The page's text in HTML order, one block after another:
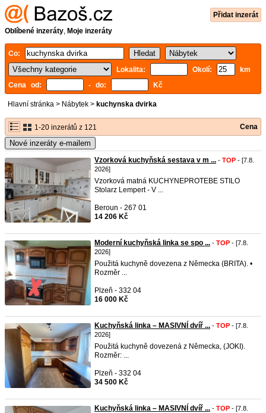
Přidat inzerát
Oblíbené inzeráty, Moje inzeráty
Co:
Lokalita:
Okolí:
km
Cena od:
- do: Kč
Hlavní stránka > Nábytek > kuchynska dvirka
1-20 inzerátů z 121 Cena
Nové inzeráty e-mailem
Vzorková kuchyňská sestava v m ... - TOP - [7.8.
2026]
Vzorková matná KUCHYNEPROTEBE STILO
Stolarz Lempert - V ...
Beroun - 267 01
14 206 Kč
Moderní kuchyňská linka se spo ... - TOP - [7.8.
2026]
Použitá kuchyně dovezena z Německa (BRITA). •
Rozměr ...
Plzeň - 332 04
16 000 Kč
Kuchyňská linka – MASIVNÍ dvíř ... - TOP - [7.8.
2026]
Použitá kuchyně dovezená z Německa, (JOKI).
Rozměr: ...
Plzeň - 332 04
34 500 Kč
Kuchyňská linka – MASIVNÍ dvíř ... - TOP - [7.8.